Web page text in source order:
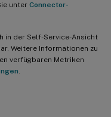
unter Connector-
in der Self-Service-Ansicht
Weitere Informationen zu
verfügbaren Metriken